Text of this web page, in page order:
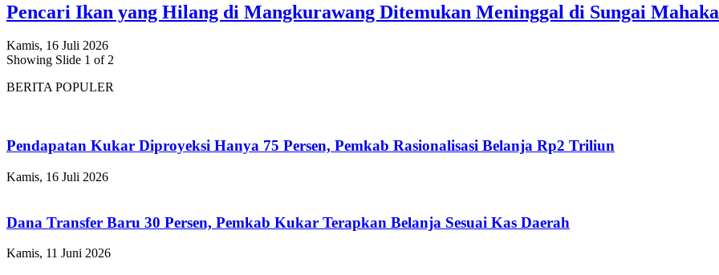
Pencari Ikan yang Hilang di Mangkurawang Ditemukan Meninggal di Sungai
Kamis, 16 Juli 2026
Showing Slide 1 of 2
BERITA POPULER
Pendapatan Kukar Diproyeksi Hanya 75 Persen, Pemkab Rasionalisasi Belanja Rp2 Triliun
Kamis, 16 Juli 2026
Dana Transfer Baru 30 Persen, Pemkab Kukar Terapkan Belanja Sesuai Kas Daerah
Kamis, 11 Juni 2026